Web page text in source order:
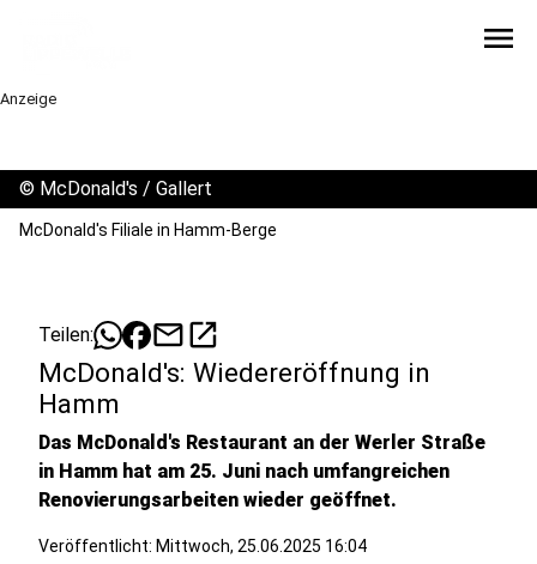
menu
Anzeige
© McDonald's / Gallert
McDonald's Filiale in Hamm-Berge
Teilen: mailopen_in_new
McDonald's: Wiedereröffnung in
Hamm
Das McDonald's Restaurant an der Werler Straße
in Hamm hat am 25. Juni nach umfangreichen
Renovierungsarbeiten wieder geöffnet.
Veröffentlicht: Mittwoch, 25.06.2025 16:04